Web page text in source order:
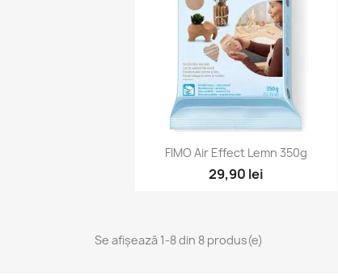
Vizualizare rapidă
FIMO Air Effect Lemn 350g
29,90 lei
Se afișează 1-8 din 8 produs(e)